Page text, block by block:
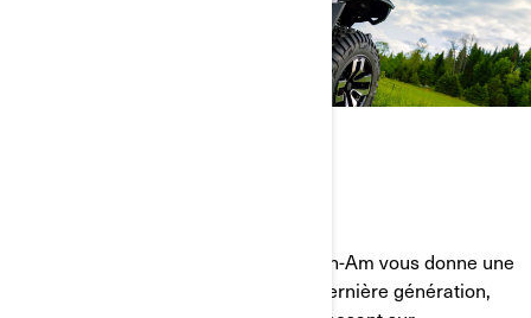
Avec ce premier quad électrique, Can-Am vous donne une
longueur d’avance. Technologie de dernière génération,